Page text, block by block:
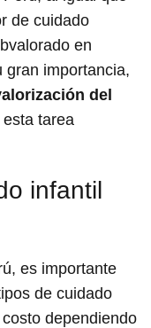
de cuidado
en
gran importancia,
del
tarea
infantil
es importante
de cuidado
dependiendo